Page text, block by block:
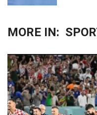
MORE IN: